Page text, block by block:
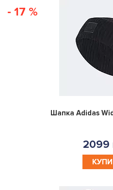
- 17 %
Шапка Adidas
2099